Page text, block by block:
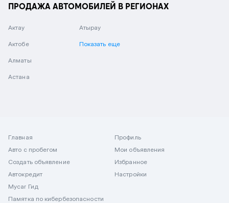
ПРОДАЖА АВТОМОБИЛЕЙ В РЕГИОНАХ
Актау
Актобе
Алматы
Астана
Атырау
Показать еще
Главная
Авто с пробегом
Создать объявление
Автокредит
Mycar Гид
Памятка по кибербезопасности
Профиль
Мои объявления
Избранное
Настройки